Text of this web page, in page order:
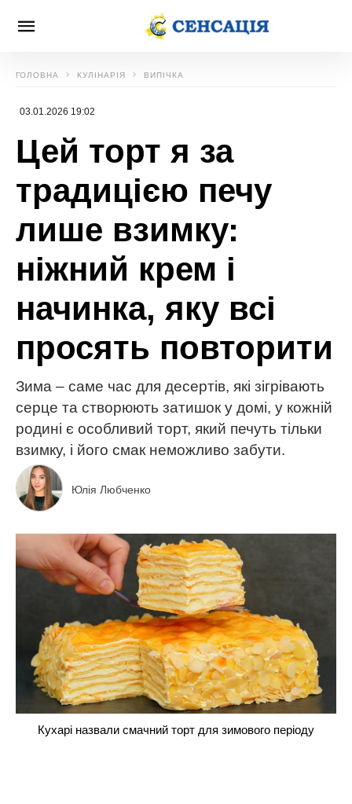
ГОЛОВНА КУЛІНАРІЯ ВИПІЧКА
03.01.2026 19:02
Цей торт я за
традицією печу
лише взимку:
ніжний крем і
начинка, яку всі
просять повторити
Зима – саме час для десертів, які зігрівають
серце та створюють затишок у домі, у кожній
родині є особливий торт, який печуть тільки
взимку, і його смак неможливо забути.
Юлія Любченко
Кухарі назвали смачний торт для зимового періоду